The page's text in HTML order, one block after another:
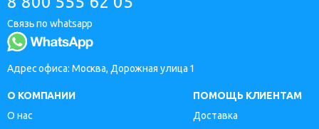
Связь по whatsapp
Адрес офиса: Москва, Дорожная улица 1
О КОМПАНИИ
О нас
ПОМОЩЬ КЛИЕНТАМ
Доставка